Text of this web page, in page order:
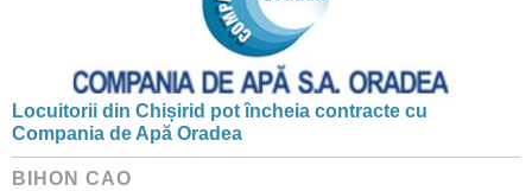
Locuitorii din Chișirid pot încheia contracte cu
Compania de Apă Oradea
BIHON CAO